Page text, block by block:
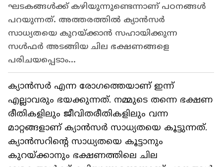
ഘടകങ്ങൾക്ക് കഴിയുന്നുണ്ടെന്നാണ് പഠനങ്ങള്‍
പറയുന്നത്. അത്തരത്തില്‍ ക്യാന്‍സര്‍
സാധ്യതയെ കുറയ്ക്കാന്‍ സഹായിക്കുന്ന
സള്‍ഫര്‍ അടങ്ങിയ ചില ഭക്ഷണങ്ങളെ
പരിചയപ്പെടാം...
ക്യാന്‍സര്‍ എന്ന രോഗത്തെയാണ് ഇന്ന്
എല്ലാവരും ഭയക്കുന്നത്. നമ്മുടെ തന്നെ ഭക്ഷണ
രീതികളിലും ജീവിതരീതികളിലും വന്ന
മാറ്റങ്ങളാണ് ക്യാന്‍സര്‍ സാധ്യതയെ കൂട്ടുന്നത്.
ക്യാൻസറിന്റെ സാധ്യതയെ കൂട്ടാനും
കുറയ്ക്കാനും ഭക്ഷണത്തിലെ ചില